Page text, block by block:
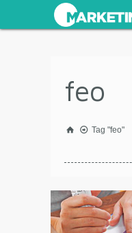
feo
Tag "feo"